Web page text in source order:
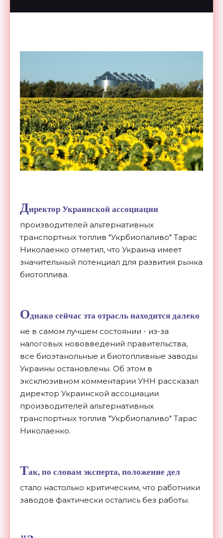
Директор Украинской ассоциации
производителей альтернативных
транспортных топлив "Укрбиопаливо" Тарас
Николаенко отметил, что Украина имеет
значительный потенциал для развития рынка
биотоплива.
Однако сейчас эта отрасль находится далеко
не в самом лучшем состоянии - из-за
налоговых нововведений правительства,
все биоэтанольные и биотопливные заводы
Украины остановлены. Об этом в
эксклюзивном комментарии УНН рассказал
директор Украинской ассоциации
производителей альтернативных
транспортных топлив "Укрбиопаливо" Тарас
Николаенко.
Так, по словам эксперта, положение дел
стало настолько критическим, что работники
заводов фактически остались без работы.